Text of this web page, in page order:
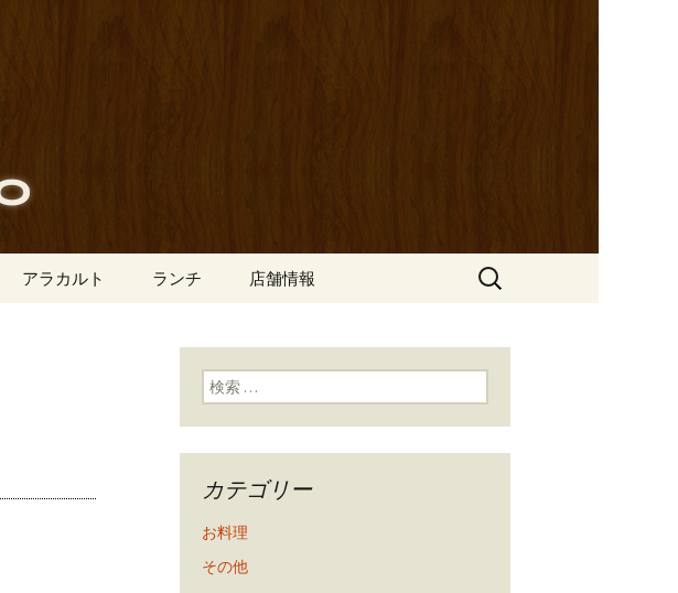
アン
の公式ブログ
意。デートにも一人飲みのお客様にもぴった
アラカルト ランチ 店舗情報
検
検索:
カテゴリー
お料理
その他